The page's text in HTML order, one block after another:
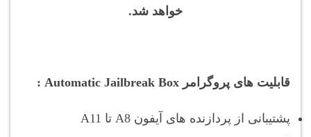
خواهد شد.
قابلیت های پروگرامر Automatic Jailbreak Box :
پشتیبانی از پردازنده های آیفون A8 تا A11